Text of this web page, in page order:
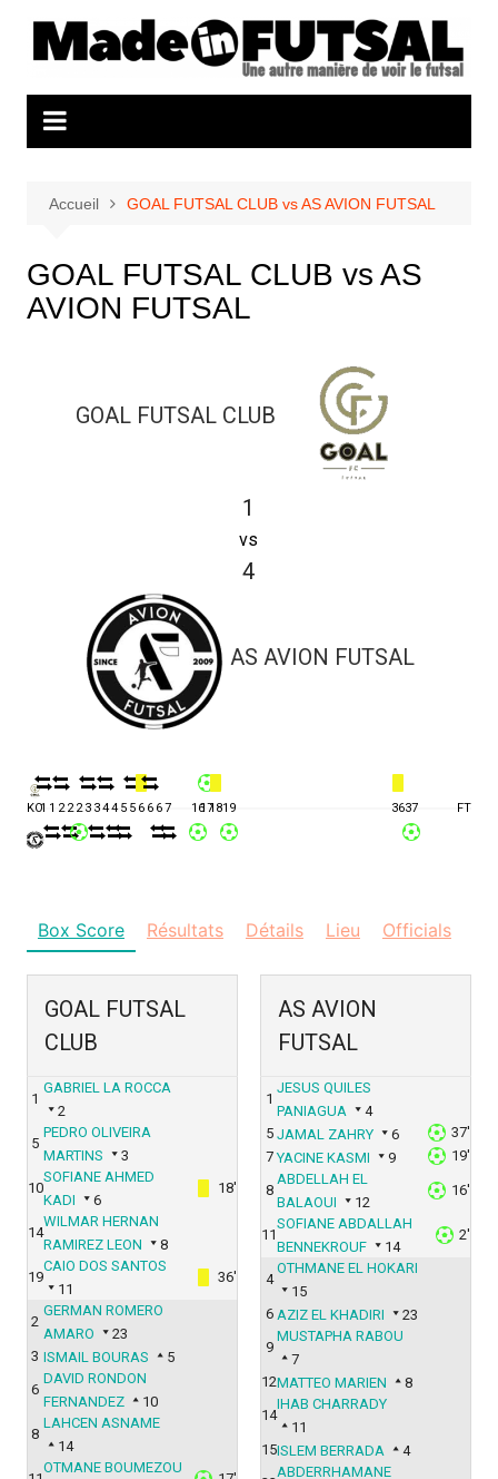
Accueil GOAL FUTSAL CLUB vs AS AVION FUTSAL
GOAL FUTSAL CLUB vs AS
AVION FUTSAL
GOAL FUTSAL CLUB
1
vs
4
AS AVION FUTSAL
KO1 1 2 2 2 3 344 5 5 6 6 67 16171819 3637 FT
Box Score Résultats Détails Lieu Officials
GOAL FUTSAL
CLUB
1
GABRIEL LA ROCCA
2
5
PEDRO OLIVEIRA
MARTINS
3
10
SOFIANE AHMED
KADI
6
18'
14
WILMAR HERNAN
RAMIREZ LEON
8
19
CAIO DOS SANTOS
11
36'
2
GERMAN ROMERO
AMARO
23
3 ISMAIL BOURAS
5
6
DAVID RONDON
FERNANDEZ
10
8
LAHCEN ASNAME
14
OTMANE BOUMEZOU
AS AVION
FUTSAL
1
JESUS QUILES
PANIAGUA
4
5 JAMAL ZAHRY 6
37'
7 YACINE KASMI 9 19'
8
ABDELLAH EL
BALAOUI
12
16'
11
SOFIANE ABDALLAH
BENNEKROUF
14
2'
4
OTHMANE EL HOKARI
15
6 AZIZ EL KHADIRI
23
9
MUSTAPHA RABOU
7
12MATTEO MARIEN
8
14
IHAB CHARRADY
11
15ISLEM BERRADA
4
ABDERRHAMANE